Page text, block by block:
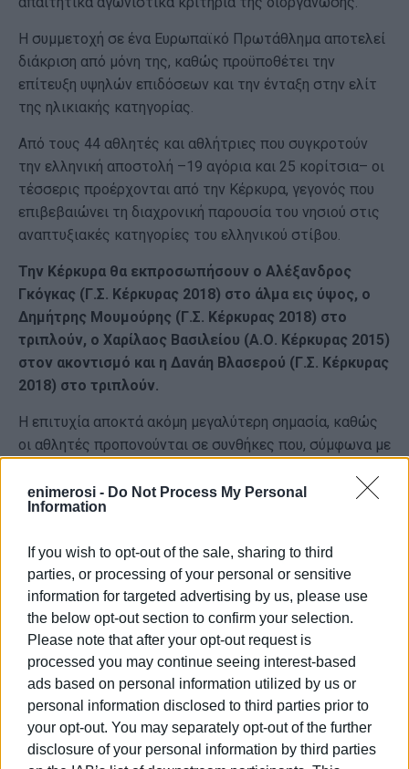
enimerosi - Do Not Process My Personal
Information
If you wish to opt-out of the sale, sharing to third
parties, or processing of your personal or sensitive
information for targeted advertising by us, please use
the below opt-out section to confirm your selection.
Please note that after your opt-out request is
processed you may continue seeing interest-based
ads based on personal information utilized by us or
personal information disclosed to third parties prior to
your opt-out. You may separately opt-out of the further
disclosure of your personal information by third parties
Η συμμετοχή σε ένα Ευρωπαϊκό Πρωτάθλημα αποτελεί
διάκριση από μόνη της, καθώς προϋποθέτει την
επίτευξη υψηλών επιδόσεων και την ένταξη στην ελίτ
της ηλικιακής κατηγορίας.
Από τους 44 αθλητές και αθλήτριες που συγκροτούν
την ελληνική αποστολή –19 αγόρια και 25 κορίτσια– οι
τέσσερις προέρχονται από την Κέρκυρα, γεγονός που
επιβεβαιώνει τη διαχρονική παρουσία του νησιού στις
αναπτυξιακές κατηγορίες του ελληνικού στίβου.
Την Κέρκυρα θα εκπροσωπήσουν ο Αλέξανδρος
Γκόγκας (Γ.Σ. Κέρκυρας 2018) στο άλμα εις ύψος, ο
Δημήτρης Μουμούρης (Γ.Σ. Κέρκυρας 2018) στο
τριπλούν, ο Χαρίλαος Βασιλείου (Α.Ο. Κέρκυρας 2015)
στον ακοντισμό και η Δανάη Βλασερού (Γ.Σ. Κέρκυρας
2018) στο τριπλούν.
Η επιτυχία αποκτά ακόμη μεγαλύτερη σημασία, καθώς
οι αθλητές προπονούνται σε συνθήκες που, σύμφωνα με
απαιτήσεις του σύγχρονου πρωταθλητισμού. Οι
ελλείψεις στις εγκαταστάσεις του Εθνικού Αθλητικού
περιορισμένους βοηθητικούς χώρους, έλλειψη
κλειστού προπονητηρίου και αιθουσών ενδυνάμωσης,
αποτελούν διαχρονικά ζητήματα για τα οποία
προπονητές και σωματεία ζητούν λύσεις.
Παρά τα προβλήματα, οι τέσσερις νεαροί αθλητές
κατάφεραν να εξασφαλίσουν την πρόκρισή τους στη
διοργάνωση και θα ταξιδέψουν στην Ιταλία με στόχο
όχι μόνο μια αξιόλογη παρουσία, αλλά και τη διεκδίκηση
υψηλών διακρίσεων, καθώς οι επιδόσεις τους τούς